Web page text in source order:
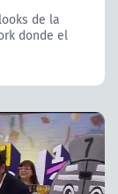
de la
donde el